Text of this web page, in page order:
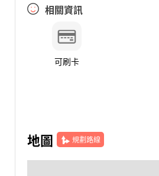
相關資訊
可刷卡
地圖 規劃路線